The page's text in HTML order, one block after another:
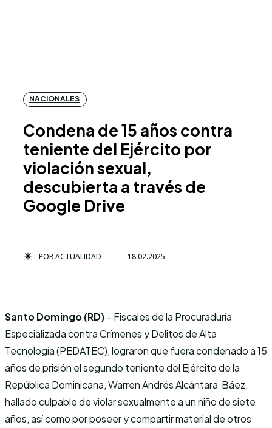
NACIONALES
Condena de 15 años contra
teniente del Ejército por
violación sexual,
descubierta a través de
Google Drive
PORACTUALIDAD 18.02.2025
Santo Domingo (RD)– Fiscales de la Procuraduría
Especializada contra Crímenes y Delitos de Alta
Tecnología (PEDATEC), lograron que fuera condenado a 15
años de prisión el segundo teniente del Ejército de la
República Dominicana, Warren Andrés Alcántara Báez,
hallado culpable de violar sexualmente a un niño de siete
años, así como por poseer y compartir material de otros